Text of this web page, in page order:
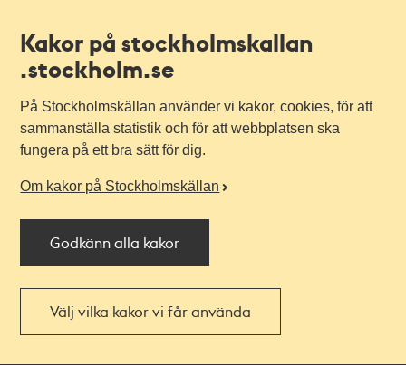
Kakor på stockholmskallan
.stockholm.se
På Stockholmskällan använder vi kakor, cookies, för att
sammanställa statistik och för att webbplatsen ska
fungera på ett bra sätt för dig.
Om kakor på Stockholmskällan
Godkänn alla kakor
Välj vilka kakor vi får använda